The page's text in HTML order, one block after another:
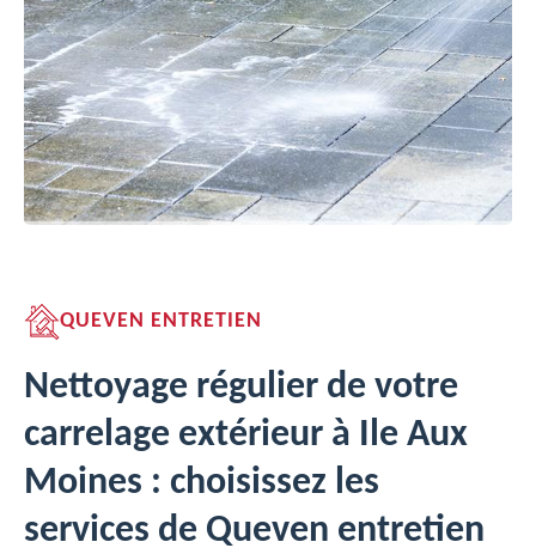
QUEVEN ENTRETIEN
Nettoyage régulier de votre
carrelage extérieur à Ile Aux
Moines : choisissez les
services de Queven entretien